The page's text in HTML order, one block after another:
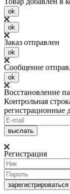
ok
ok
Заказ отправлен
ok
Сообщение
ok
Восстановление
Контрольная
регистрационные
Регистрация